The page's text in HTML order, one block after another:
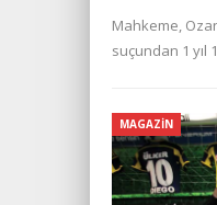
Mahkeme,
suçundan 1 yıl
MAGAZIN